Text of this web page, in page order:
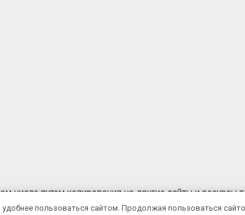
числе путем копирования на другие сайты и ресурсы
безпредварительного согласия правообладателя.
пользоваться сайтом. Продолжая пользоваться